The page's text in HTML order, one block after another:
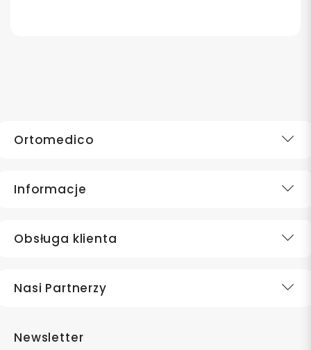
Ortomedico
Informacje
Obsługa klienta
Nasi Partnerzy
Newsletter